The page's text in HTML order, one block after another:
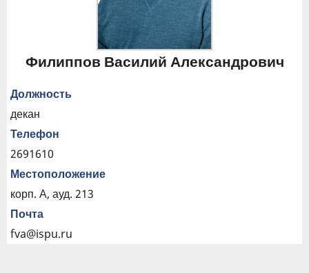
Филиппов Василий Александрович
Должность
декан
Телефон
2691610
Местоположение
корп. А, ауд. 213
Почта
fva@ispu.ru